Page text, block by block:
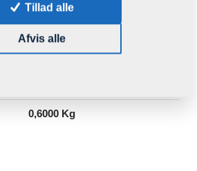
også for følgende maskiner:
0,6000 Kg
Tillad alle
Afvis alle